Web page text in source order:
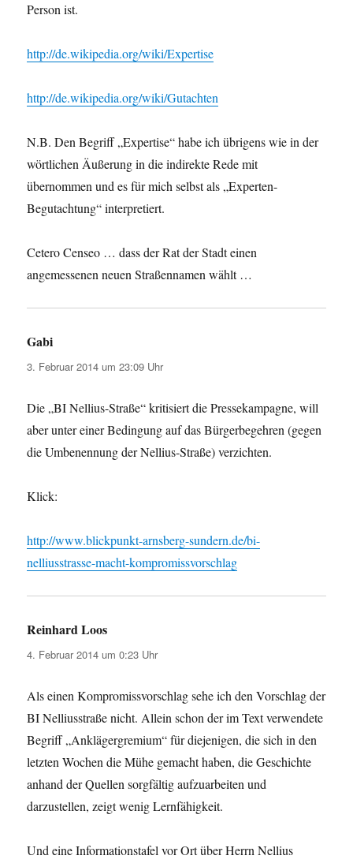
Person ist.
http://de.wikipedia.org/wiki/Expertise
http://de.wikipedia.org/wiki/Gutachten
N.B. Den Begriff „Expertise“ habe ich übrigens wie in der
wörtlichen Äußerung in die indirekte Rede mit
übernommen und es für mich selbst als „Experten-
Begutachtung“ interpretiert.
Cetero Censeo … dass der Rat der Stadt einen
angemessenen neuen Straßennamen wählt …
Gabi
3. Februar 2014 um 23:09 Uhr
Die „BI Nellius-Straße“ kritisiert die Pressekampagne, will
aber unter einer Bedingung auf das Bürgerbegehren (gegen
die Umbenennung der Nellius-Straße) verzichten.
Klick:
http://www.blickpunkt-arnsberg-sundern.de/bi-
nelliusstrasse-macht-kompromissvorschlag
Reinhard Loos
4. Februar 2014 um 0:23 Uhr
Als einen Kompromissvorschlag sehe ich den Vorschlag der
BI Nelliusstraße nicht. Allein schon der im Text verwendete
Begriff „Anklägergremium“ für diejenigen, die sich in den
letzten Wochen die Mühe gemacht haben, die Geschichte
anhand der Quellen sorgfältig aufzuarbeiten und
darzustellen, zeigt wenig Lernfähigkeit.
Und eine Informationstafel vor Ort über Herrn Nellius